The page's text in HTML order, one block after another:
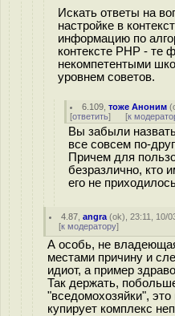
Искать ответы на
настройке в
информацию по
контексте PHP - те
некомпетентыми
уровнем советов.
6.109 ,тоже Аноним (
[ответить] [к
Вы забыли
все совсем по-
Причем для
безразлично, кто
его не
4.87 ,angra (ok), 23:11, 10/
[к модератору]
А особь, не
местами причину и
идиот, а пример
Так держать,
"вседомохозяйки",
купирует комплекс